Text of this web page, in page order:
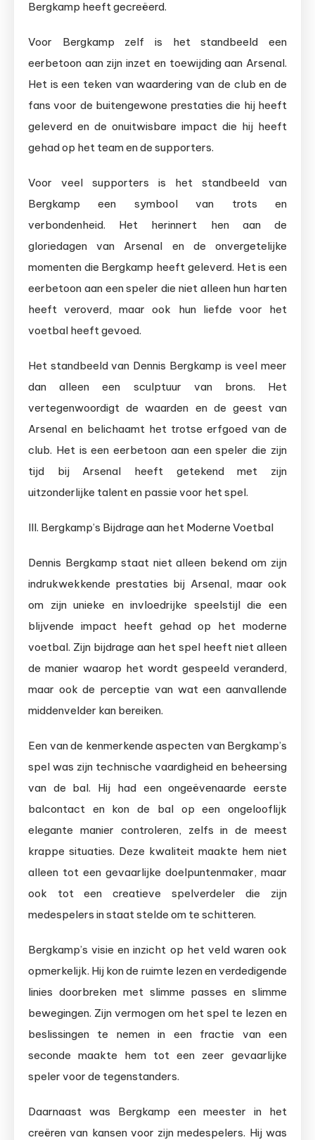
Bergkamp heeft gecreëerd.
Voor Bergkamp zelf is het standbeeld een
eerbetoon aan zijn inzet en toewijding aan Arsenal.
Het is een teken van waardering van de club en de
fans voor de buitengewone prestaties die hij heeft
geleverd en de onuitwisbare impact die hij heeft
gehad op het team en de supporters.
Voor veel supporters is het standbeeld van
Bergkamp een symbool van trots en
verbondenheid. Het herinnert hen aan de
gloriedagen van Arsenal en de onvergetelijke
momenten die Bergkamp heeft geleverd. Het is een
eerbetoon aan een speler die niet alleen hun harten
heeft veroverd, maar ook hun liefde voor het
voetbal heeft gevoed.
Het standbeeld van Dennis Bergkamp is veel meer
dan alleen een sculptuur van brons. Het
vertegenwoordigt de waarden en de geest van
Arsenal en belichaamt het trotse erfgoed van de
club. Het is een eerbetoon aan een speler die zijn
tijd bij Arsenal heeft getekend met zijn
uitzonderlijke talent en passie voor het spel.
III. Bergkamp’s Bijdrage aan het Moderne Voetbal
Dennis Bergkamp staat niet alleen bekend om zijn
indrukwekkende prestaties bij Arsenal, maar ook
om zijn unieke en invloedrijke speelstijl die een
blijvende impact heeft gehad op het moderne
voetbal. Zijn bijdrage aan het spel heeft niet alleen
de manier waarop het wordt gespeeld veranderd,
maar ook de perceptie van wat een aanvallende
middenvelder kan bereiken.
Een van de kenmerkende aspecten van Bergkamp’s
spel was zijn technische vaardigheid en beheersing
van de bal. Hij had een ongeëvenaarde eerste
balcontact en kon de bal op een ongelooflijk
elegante manier controleren, zelfs in de meest
krappe situaties. Deze kwaliteit maakte hem niet
alleen tot een gevaarlijke doelpuntenmaker, maar
ook tot een creatieve spelverdeler die zijn
medespelers in staat stelde om te schitteren.
Bergkamp’s visie en inzicht op het veld waren ook
opmerkelijk. Hij kon de ruimte lezen en verdedigende
linies doorbreken met slimme passes en slimme
bewegingen. Zijn vermogen om het spel te lezen en
beslissingen te nemen in een fractie van een
seconde maakte hem tot een zeer gevaarlijke
speler voor de tegenstanders.
Daarnaast was Bergkamp een meester in het
creëren van kansen voor zijn medespelers. Hij was